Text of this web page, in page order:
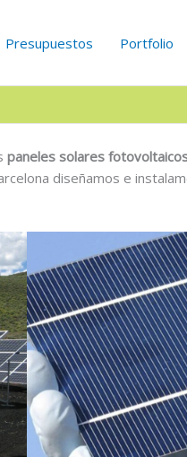
Presupuestos Portfolio
paneles solares
diseñamos e